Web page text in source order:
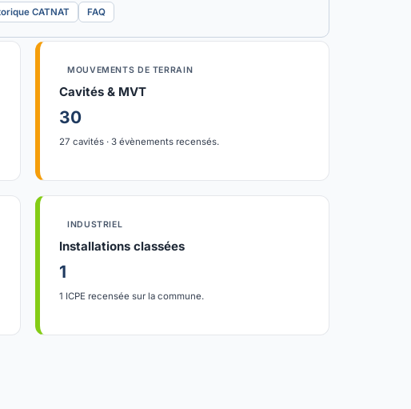
CATNAT FAQ
MOUVEMENTS DE TERRAIN
Cavités & MVT
30
27 cavités · 3 évènements recensés.
INDUSTRIEL
Installations classées
1
1 ICPE recensée sur la commune.